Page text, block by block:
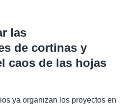
las
de cortinas y
caos de las hojas
ya organizan los proyectos en